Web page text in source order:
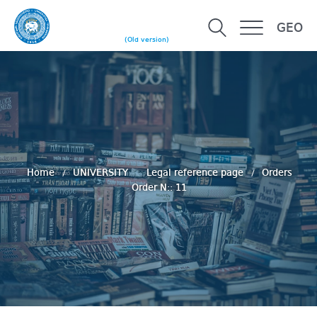
(Old version)
GEO
Home UNIVERSITY Legal reference page
Orders
Order N:: 11